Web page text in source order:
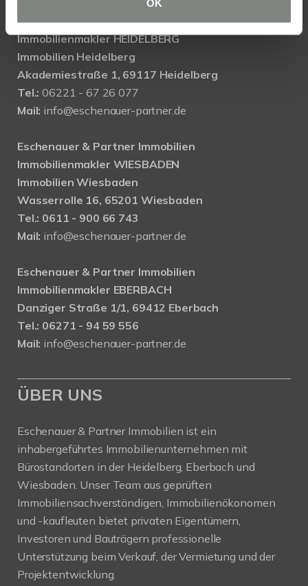
OK
Eschenauer & Partner Immobilien
Immobilienmakler HEIDELBERG
Immobilien Heidelberg
Akademiestraße 1, 69117 Heidelberg
Tel.:06221 - 67 26 077
Mail: info@eschenauer-partner.de
Eschenauer & Partner Immobilien
Immobilienmakler WIESBADEN
Immobilien Wiesbaden
Wasserrolle 16, 65201 Wiesbaden
Tel.: 0611 - 900 66 743
Mail: info@eschenauer-partner.de
Eschenauer & Partner Immobilien
Immobilienmakler EBERBACH
Danziger Straße 1/1, 69412 Eberbach
Tel.: 06271 - 94 59 556
Mail: info@eschenauer-partner.de
ÜBER UNS
Eschenauer & Partner Immobilien ist ein
inhabergeführtes Immobilienunternehmen mit
Bürostandorten in der Heidelberg, Eberbach und
Wiesbaden. Unser Team aus geprüften
Immobiliensachverständigen, Immobilienökonomen
und -kaufleuten bietet privaten Eigentümern,
Investoren und Bauträgern professionelle
Unterstützung beim Verkauf, der Vermietung und der
Projektentwicklung.